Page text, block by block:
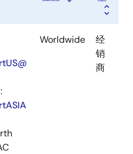
Worldwide
经
销
商